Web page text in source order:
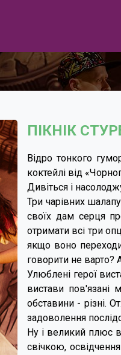
ПІКНІК
Відро тонкого
коктейлі від
Дивіться і
Три чарівних
своїх дам серця
отримати всі три
якщо воно
говорити не варто?
Улюблені герої
вистави пов'язані
обставини - різні.
задоволення
Ну і великий плюс
свічкою,